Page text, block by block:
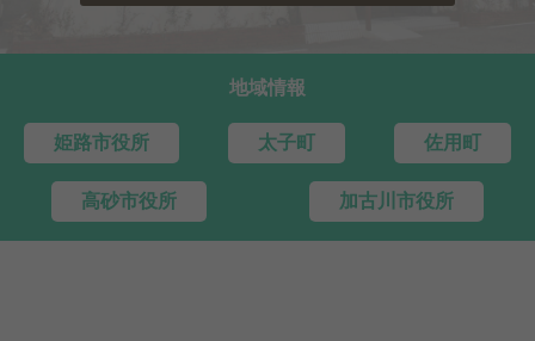
地域情報
姫路市役所 太子町 佐用町
高砂市役所 加古川市役所